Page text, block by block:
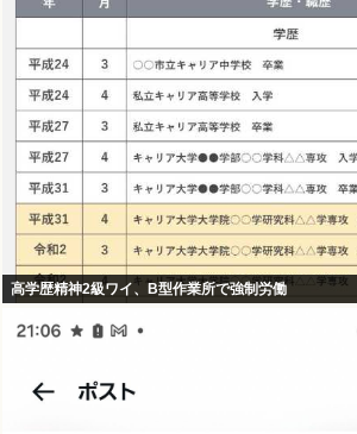
高学歴精神2級ワイ、B型作業所で強制労働